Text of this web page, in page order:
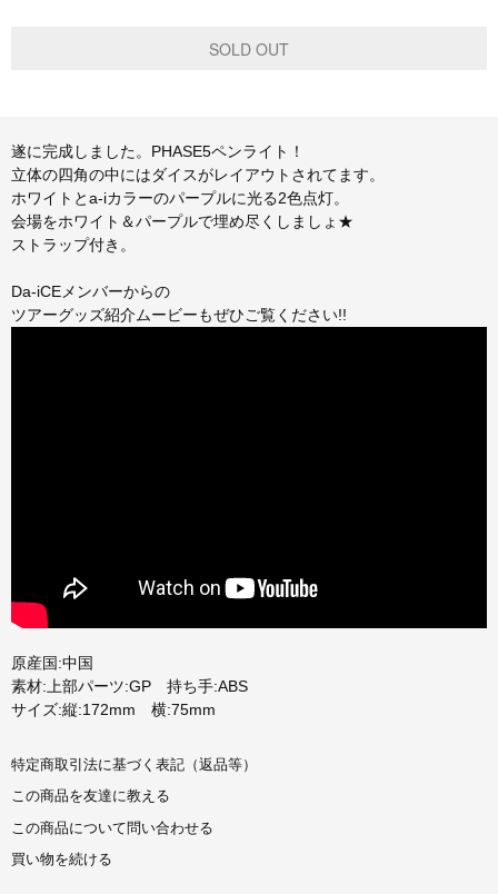
遂に完成しました。PHASE5ペンライト！
立体の四角の中にはダイスがレイアウトされてます。
ホワイトとa-iカラーのパープルに光る2色点灯。
会場をホワイト＆パープルで埋め尽くしましょ★
ストラップ付き。
Da-iCEメンバーからの
ツアーグッズ紹介ムービーもぜひご覧ください!!
原産国:中国
素材:上部パーツ:GP 持ち手:ABS
サイズ:縦:172mm 横:75mm
特定商取引法に基づく表記（返品等）
この商品を友達に教える
この商品について問い合わせる
買い物を続ける